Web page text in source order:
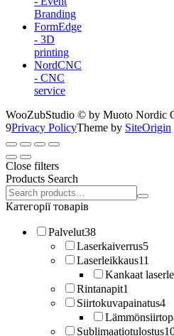
Branding
FormEdge
- 3D
printing
NordCNC
- CNC
service
WooZubStudio © by Muoto Nordic
9Privacy PolicyTheme by SiteOrigin
Close filters
Products Search
Search
products:
Категорії товарів
Palvelut38
Laserkaiverrus5
Laserleikkaus11
Kankaat
Rintanapit1
Siirtokuvapainatus4
Sublimaatiotulostus